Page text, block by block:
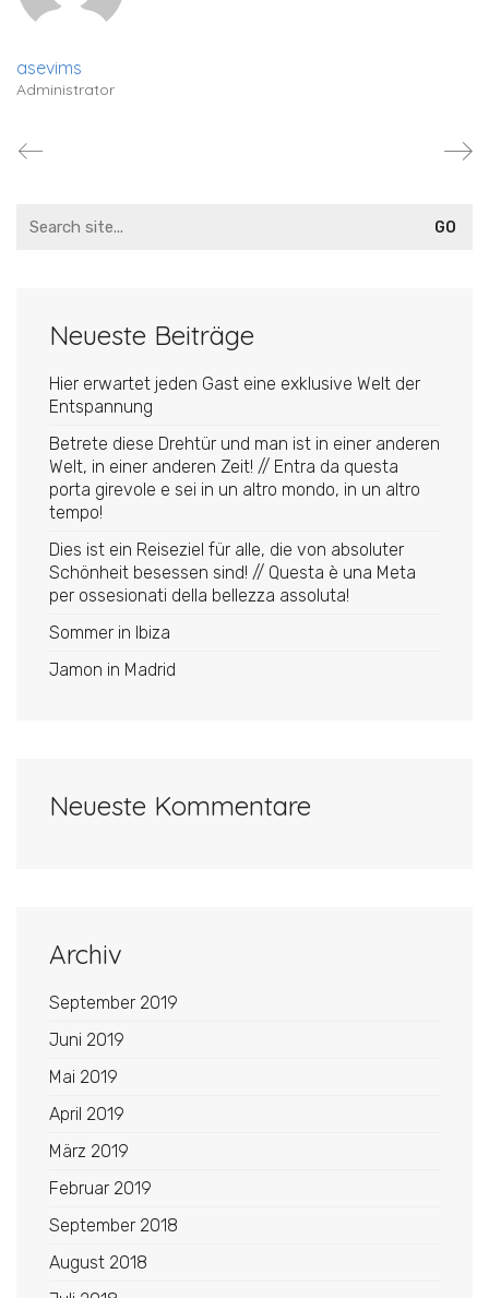
asevims
Administrator
for:
Neueste Beiträge
Hier erwartet jeden Gast eine exklusive Welt der
Entspannung
Betrete diese Drehtür und man ist in einer anderen
Welt, in einer anderen Zeit! // Entra da questa
porta girevole e sei in un altro mondo, in un altro
tempo!
Dies ist ein Reiseziel für alle, die von absoluter
Schönheit besessen sind! // Questa è una Meta
per ossesionati della bellezza assoluta!
Sommer in Ibiza
Jamon in Madrid
Neueste Kommentare
Archiv
September 2019
Juni 2019
Mai 2019
April 2019
März 2019
Februar 2019
September 2018
August 2018